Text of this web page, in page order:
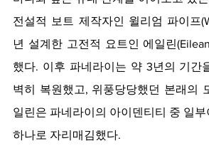
전설적 보트 제작자인 윌리엄 파이프
년 설계한 고전적 요트인 에일린
했다. 이후 파네라이는 약 3년의 기간
벽히 복원했고, 위풍당당했던 본래의
일린은 파네라이의 아이덴티티 중 일
하나로 자리매김했다.